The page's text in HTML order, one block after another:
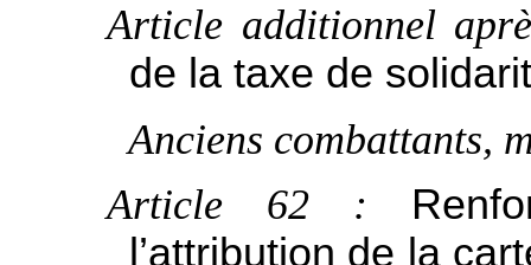
Article additionnel
de la taxe de
Anciens combattants,
Article 62 :
l’attribution de la